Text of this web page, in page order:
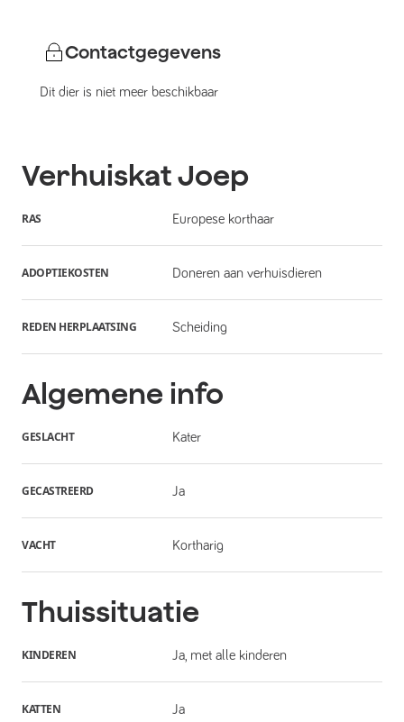
Contactgegevens
Dit dier is niet meer beschikbaar
VerhuiskatJoep
RAS Europese korthaar
ADOPTIEKOSTEN Doneren aan verhuisdieren
REDEN HERPLAATSING Scheiding
Algemene info
GESLACHT Kater
GECASTREERD Ja
VACHT Kortharig
Thuissituatie
KINDEREN Ja, met alle kinderen
KATTEN Ja